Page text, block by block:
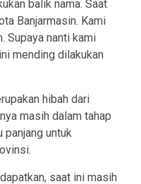
balik nama. Saat
Banjarmasin. Kami
Supaya nanti kami
mending dilakukan
hibah dari
masih dalam tahap
panjang untuk
saat ini masih